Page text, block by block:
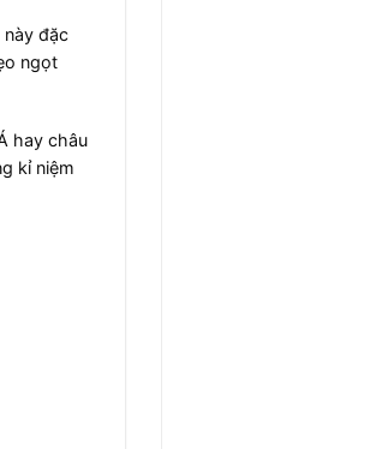
đặc
ngọt
hay châu
kỉ niệm